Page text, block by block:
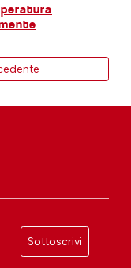
Sottoscrivi